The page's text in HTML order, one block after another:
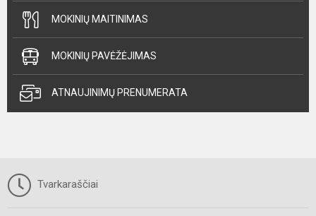
MOKINIŲ MAITINIMAS
MOKINIŲ PAVĖŽĖJIMAS
ATNAUJINIMŲ PRENUMERATA
Tvarkaraščiai